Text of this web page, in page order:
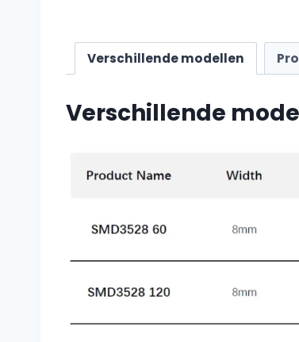
Verschillende modellen
Verschillende